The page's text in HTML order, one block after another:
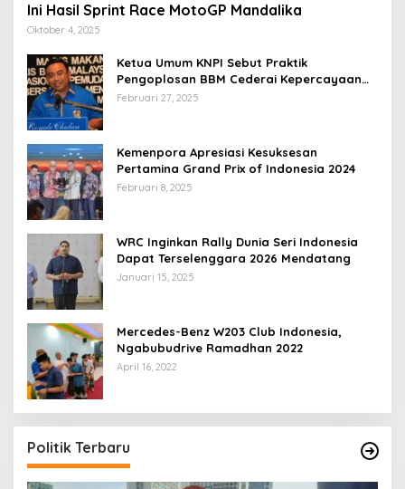
Ini Hasil Sprint Race MotoGP Mandalika
Oktober 4, 2025
Ketua Umum KNPI Sebut Praktik
Pengoplosan BBM Cederai Kepercayaan
Masyarakat
Februari 27, 2025
Kemenpora Apresiasi Kesuksesan
Pertamina Grand Prix of Indonesia 2024
Februari 8, 2025
WRC Inginkan Rally Dunia Seri Indonesia
Dapat Terselenggara 2026 Mendatang
Januari 15, 2025
Mercedes-Benz W203 Club Indonesia,
Ngabubudrive Ramadhan 2022
April 16, 2022
Politik Terbaru